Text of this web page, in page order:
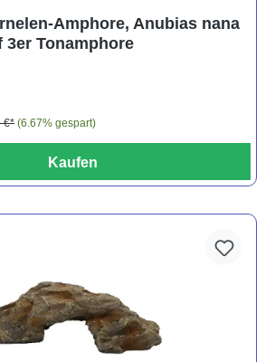
Amphore, Anubias nana
Tonamphore
€* (6.67% gespart)
Kaufen